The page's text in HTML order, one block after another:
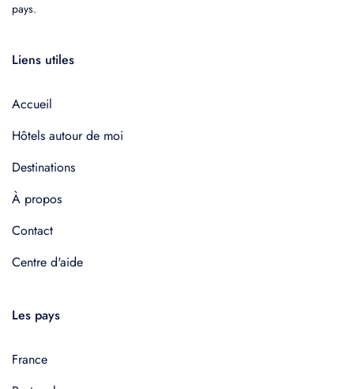
pays.
Liens utiles
Accueil
Hôtels autour de moi
Destinations
À propos
Contact
Centre d'aide
Les pays
France